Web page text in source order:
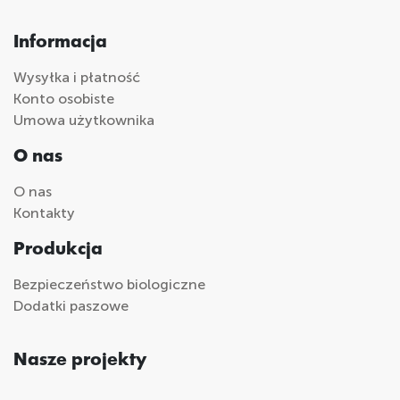
Informacja
Wysyłka i płatność
Konto osobiste
Umowa użytkownika
O nas
O nas
Kontakty
Produkcja
Bezpieczeństwo biologiczne
Dodatki paszowe
Nasze projekty